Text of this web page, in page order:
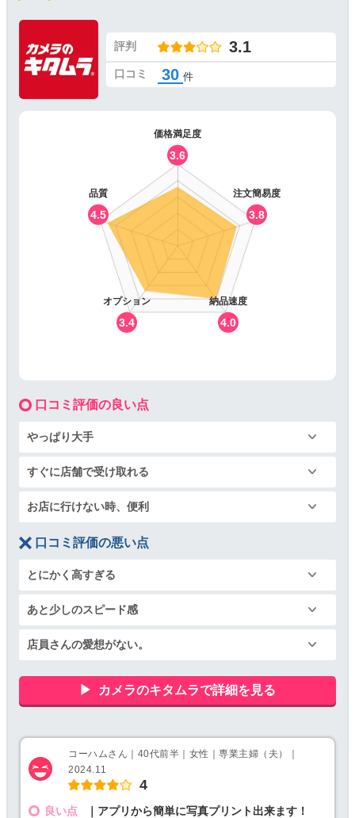
評判 3.1
口コミ 30 件
価格満足度
3.6
注文簡易度
3.8
納品速度
4.0
オプション
3.4
品質
4.5
口コミ評価の良い点
やっぱり大手
すぐに店舗で受け取れる
お店に行けない時、便利
口コミ評価の悪い点
とにかく高すぎる
あと少しのスピード感
店員さんの愛想がない。
カメラのキタムラで詳細を見る
コーハムさん｜40代前半｜女性｜専業主婦（夫）｜
2024.11
4
良い点 ｜アプリから簡単に写真プリント出来ます！